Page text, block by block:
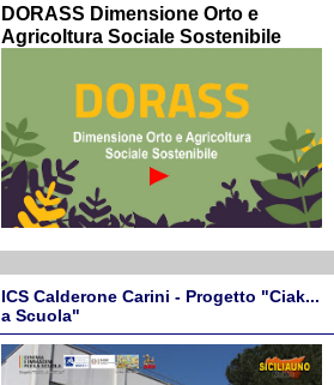
DORASS Dimensione Orto e
Agricoltura Sociale Sostenibile
ICS Calderone Carini - Progetto "Ciak...
a Scuola"